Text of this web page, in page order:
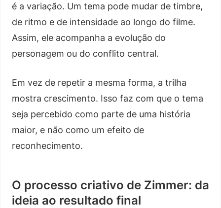
é a variação. Um tema pode mudar de timbre,
de ritmo e de intensidade ao longo do filme.
Assim, ele acompanha a evolução do
personagem ou do conflito central.
Em vez de repetir a mesma forma, a trilha
mostra crescimento. Isso faz com que o tema
seja percebido como parte de uma história
maior, e não como um efeito de
reconhecimento.
O processo criativo de Zimmer: da
ideia ao resultado final